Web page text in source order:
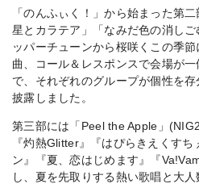
「のんふぃく！」から始まった第
星とカラテア」「なみだ色の消し
ッパーチューンから桜咲くこの季
曲、コール＆レスポンスで会場が
で、それぞれのグループが個性を
披露しました。
第三部には「Peel the Apple」
『灼熱Glitter』『はぴらきえくす
ン』『夏、恋はじめます』『
し、夏を先取りする熱い歌唱と 大人